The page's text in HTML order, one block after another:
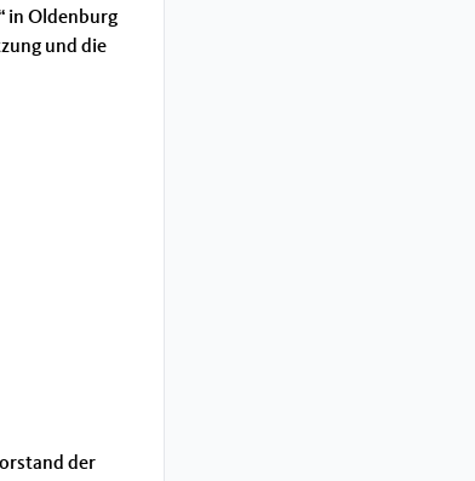
in Oldenburg
und die
der